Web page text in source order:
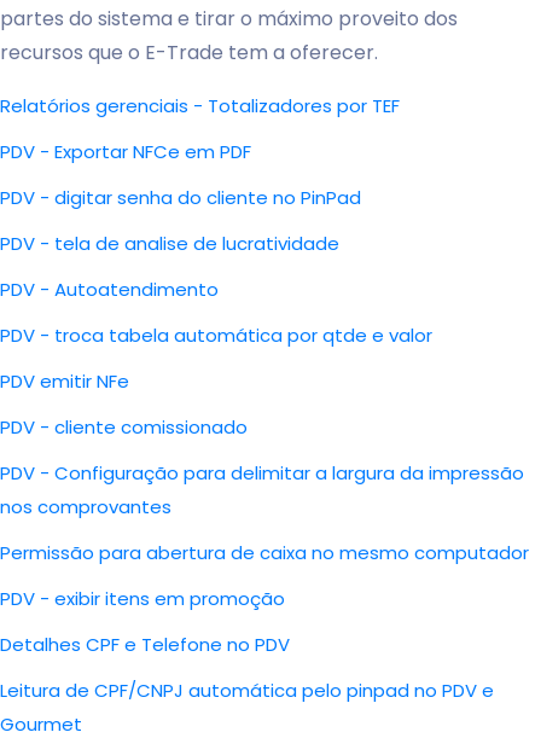
partes do sistema e tirar o máximo proveito dos
recursos que o E-Trade tem a oferecer.
Relatórios gerenciais - Totalizadores por TEF
PDV - Exportar NFCe em PDF
PDV - digitar senha do cliente no PinPad
PDV - tela de analise de lucratividade
PDV - Autoatendimento
PDV - troca tabela automática por qtde e valor
PDV emitir NFe
PDV - cliente comissionado
PDV - Configuração para delimitar a largura da impressão
nos comprovantes
Permissão para abertura de caixa no mesmo computador
PDV - exibir itens em promoção
Detalhes CPF e Telefone no PDV
Leitura de CPF/CNPJ automática pelo pinpad no PDV e
Gourmet